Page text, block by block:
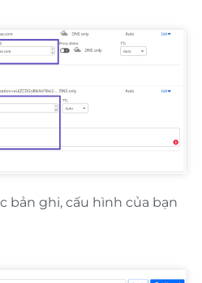
bản ghi, cấu hình của bạn